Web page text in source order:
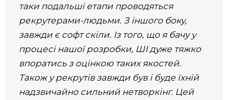
таки подальші етапи проводяться
рекрутерами-людьми. З іншого боку,
завжди є софт скіли. Із того, що я бачу у
процесі нашої розробки, ШІ дуже тяжко
впоратись з оцінкою таких якостей.
Також у рекрутів завжди був і буде їхній
надзвичайно сильний нетворкінг. Цей